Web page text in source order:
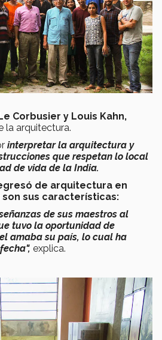
Corbusier y Louis Kahn,
la arquitectura.
interpretar la arquitectura y
que respetan lo local
de vida de la India.
de arquitectura en
son sus características:
de sus maestros al
tuvo la oportunidad de
amaba su país, lo cual ha
explica.